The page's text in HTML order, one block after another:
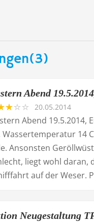
Abend
20.05.2014
Abend 19.5.2014,
Wassertemperatur 14
Ansonsten
liegt wohl daran,
auf der Weser.
Neugestaltung